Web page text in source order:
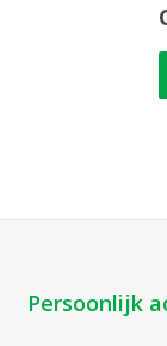
Persoonlijk